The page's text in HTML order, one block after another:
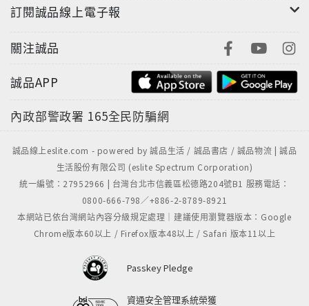
訂閱誠品線上電子報
關注誠品
誠品APP
內政部警政署 165全民防騙網
誠品線上eslite.com - powered by 誠品生活 / 誠品書店 / 誠品物流 | 誠品
生活股份有限公司 (eslite Spectrum Corporation)
統一編號：27952966 | 台灣台北市信義區松德路204號B1 服務電話：
0800-666-798／+886-2-8789-8921
本網站已依台灣網站內容分級規定處理｜建議使用瀏覽器版本：Google
Chrome版本60以上 / Firefox版本48以上 / Safari 版本11以上
Passkey Pledge
資通安全管理系統榮獲